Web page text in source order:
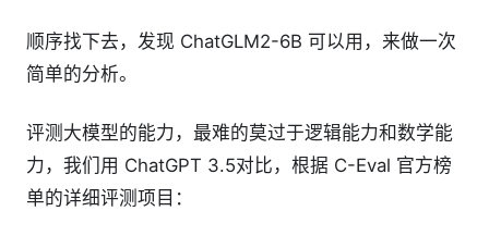
顺序找下去，发现 ChatGLM2-6B 可以用，来做一次
简单的分析。
评测大模型的能力，最难的莫过于逻辑能力和数学能
力，我们用 ChatGPT 3.5对比，根据 C-Eval 官方榜
单的详细评测项目：